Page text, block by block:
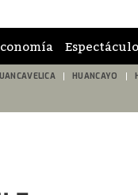
HUANCAYO